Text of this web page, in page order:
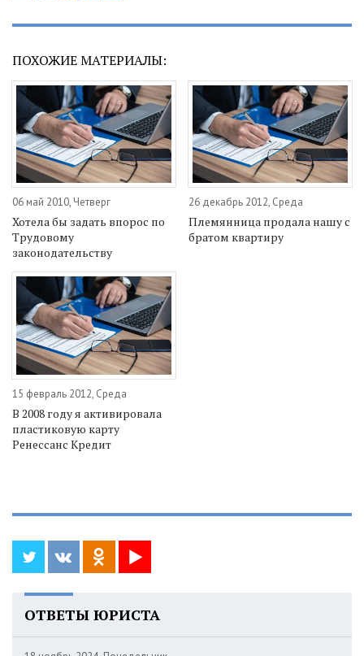
ПОХОЖИЕ МАТЕРИАЛЫ:
06 май 2010, Четверг
Хотела бы задать впорос по
Трудовому
законодательству
26 декабрь 2012, Среда
Племянница продала нашу с
братом квартиру
15 февраль 2012, Среда
В 2008 году я активировала
пластиковую карту
Ренессанс Кредит
ОТВЕТЫ ЮРИСТА